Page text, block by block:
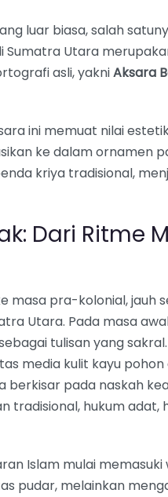
luar biasa, salah
Sumatra Utara
asli, yakniAksara
ini memuat nilai
ke dalam ornamen
kriya tradisional,
Dari Ritme
masa pra-kolonial, jauh
Utara. Pada masa
tulisan yang
media kulit kayu pohon
berkisar pada naskah
tradisional, hukum adat,
Islam mulai
pudar, melainkan